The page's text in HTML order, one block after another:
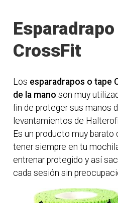
CrossFit
Los esparadrapos o tape
de la mano son muy
fin de proteger sus manos
levantamientos de
Es un producto muy barato
tener siempre en tu
entrenar protegido y así
cada sesión sin